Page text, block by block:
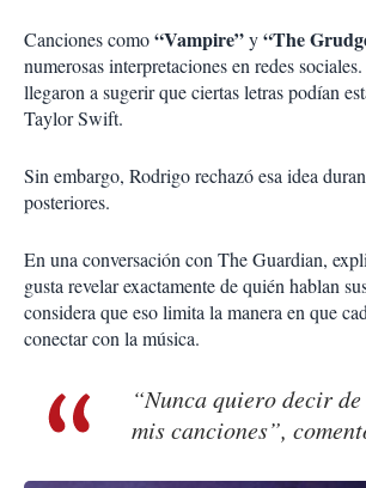
Canciones como“Vampire”y“The
numerosas interpretaciones en redes
llegaron a sugerir que ciertas letras podían
Taylor Swift.
Sin embargo, Rodrigo rechazó esa idea
posteriores.
En una conversación con The Guardian,
gusta revelar exactamente de quién hablan
considera que eso limita la manera en que
conectar con la música.
“Nunca quiero decir
mis canciones”,